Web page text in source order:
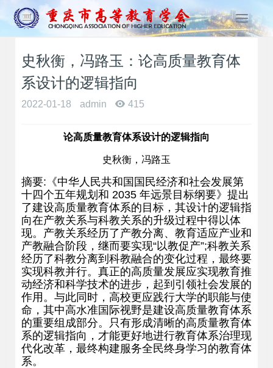
T
o
t
i
o
史秋衡，冯路玉：论高质量教育体
系设计的逻辑指向
2022-01-18 admin 415
论高质量教育体系设计的逻辑指向
史秋衡，冯路玉
摘要:《中华人民共和国国民经济和社会发展第
十四个五年规划和 2035 年远景目标纲要》提出
了建设高质量教育体系的目标，其设计的逻辑指
向在产教关系与科教关系的升级过程中得以体
现。产教关系经历了产教分离、教育适应产业和
产教融合阶段，继而要实现“以教促产”;科教关系
经历了科教分离到科教融合的变化过程，最终要
实现科教并行。真正的高质量发展应实现教育推
动经济和科学技术的进步，起到引领社会发展的
作用。与此同时，高校更应践行大学的职能与使
命，其中高水准国际视野是建设高质量教育体系
的重要组成部分。只有形成清晰的高质量教育体
系的逻辑指向，才能更好地进行教育体系治理现
代化改革，最终构建服务全民终身学习的教育体
系。